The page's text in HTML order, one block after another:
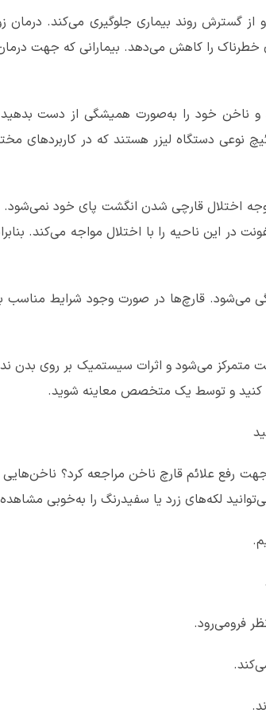
از گسترش روند بیماری جلوگیری می‌کند. درمان
را کاهش می‌دهد. بیمارانی که جهت درمان
ناخن خود را به‌صورت همیشگی از دست بدهید.
نوعی دستگاه لیزر هستند که در کاربردهای
اختلال قارچی شدن انگشت پای خود
در این ناحیه را با اختلال مواجه می‌کند.
می‌شود. قارچ‌ها در صورت وجود شرایط مناسب
متمرکز می‌شود و اثرات سیستمیک بر روی بدن
کنید و توسط یک متخصص معاینه‌ شوید‌.
رفع علائم قارچ ناخن مراجعه کرد؟
لکه‌های زرد یا سفیدرنگ را به‌خوبی
فرومی‌رود.